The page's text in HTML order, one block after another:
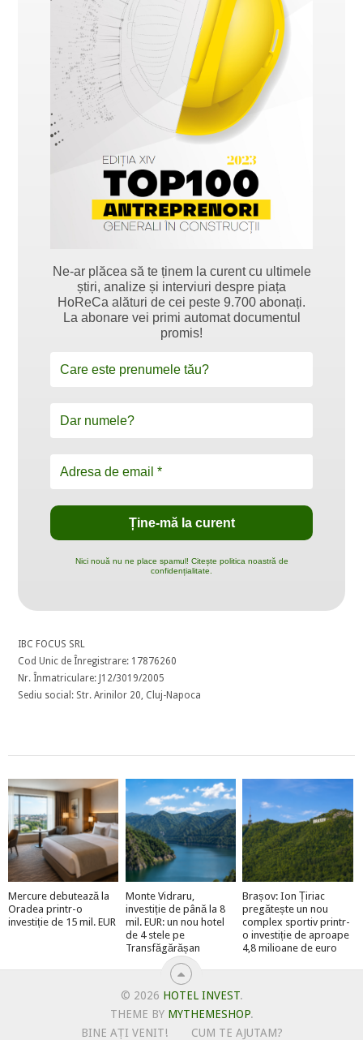
Ne-ar plăcea să te ținem la curent cu ultimele
știri, analize și interviuri despre piața
HoReCa alături de cei peste 9.700 abonați.
La abonare vei primi automat documentul
promis!
Nici nouă nu ne place spamul! Citește politica noastră de
confidențialitate.
IBC FOCUS SRL
Cod Unic de Înregistrare: 17876260
Nr. Înmatriculare: J12/3019/2005
Sediu social: Str. Arinilor 20, Cluj-Napoca
Mercure debutează la
Oradea printr-o
investiție de 15 mil. EUR
Monte Vidraru,
investiție de până la 8
mil. EUR: un nou hotel
de 4 stele pe
Transfăgărășan
Brașov: Ion Țiriac
pregătește un nou
complex sportiv printr-
o investiție de aproape
4,8 milioane de euro
© 2026 HOTEL INVEST.
THEME BY MYTHEMESHOP.
BINE AȚI VENIT!
CUM TE AJUTAM?